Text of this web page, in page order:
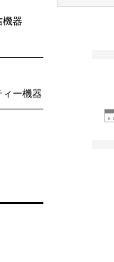
機器
ィー機器